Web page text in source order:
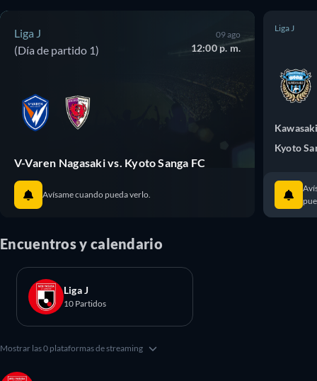
Liga J
(Día de partido 1)
09 ago
12:00 p. m.
V-Varen Nagasaki vs. Kyoto Sanga FC
Avísame cuando pueda verlo.
Liga J
Kyoto
Encuentros y calendario
Liga J
10 Partidos
Mostrar las 0 plataformas de streaming